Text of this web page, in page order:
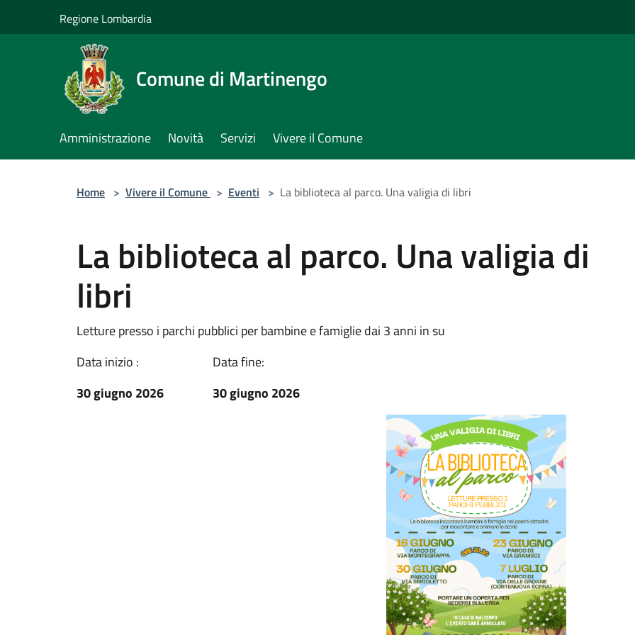
Regione Lombardia
Comune di Martinengo
Amministrazione Novità Servizi Vivere il Comune
Home > Vivere il Comune > Eventi > La biblioteca al parco. Una valigia di libri
La biblioteca al parco. Una valigia di
libri
Letture presso i parchi pubblici per bambine e famiglie dai 3 anni in su
Data inizio :
30 giugno 2026
Data fine:
30 giugno 2026